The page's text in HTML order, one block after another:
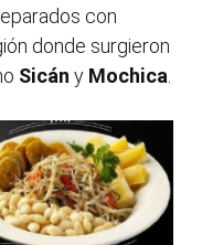
con
donde surgieron
Sicán y Mochica.